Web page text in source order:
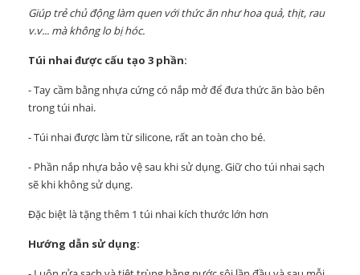
Giúp trẻ chủ động làm quen với thức ăn như hoa quả, thịt, rau
v.v... mà không lo bị hóc.
Túi nhai được cấu tạo 3 phần:
- Tay cầm bằng nhựa cứng có nắp mở để đưa thức ăn bào bên
trong túi nhai.
- Túi nhai được làm từ silicone, rất an toàn cho bé.
- Phần nắp nhựa bảo vệ sau khi sử dụng. Giữ cho túi nhai sạch
sẽ khi không sử dụng.
Đặc biệt là tặng thêm 1 túi nhai kích thước lớn hơn
Hướng dẫn sử dụng: